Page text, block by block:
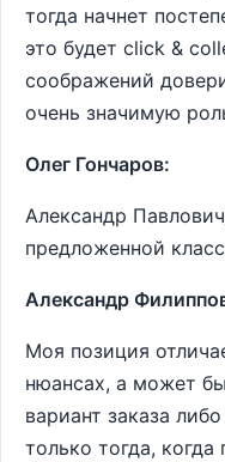
тогда начнет
это будет сlick &
соображений
очень значимую
Олег Гончаров:
Александр
предложенной
Александр
Моя позиция
нюансах, а может
вариант заказа
только тогда,